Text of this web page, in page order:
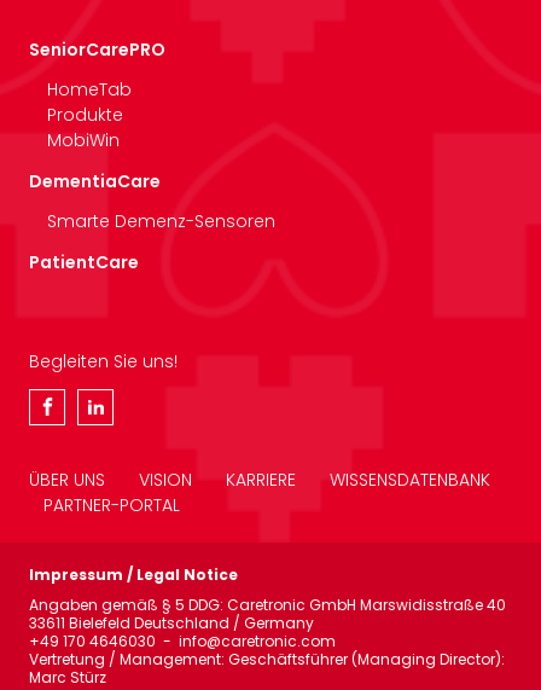
SeniorCarePRO
HomeTab
Produkte
MobiWin
DementiaCare
Smarte Demenz-Sensoren
PatientCare
Begleiten Sie uns!
ÜBER UNS VISION KARRIERE
WISSENSDATENBANK
PARTNER-PORTAL
Impressum / Legal Notice
Angaben gemäß § 5 DDG: Caretronic GmbH Marswidisstraße 40
33611 Bielefeld Deutschland / Germany
+49 170 4646030 - info@caretronic.com
Vertretung / Management: Geschäftsführer (Managing Director):
Marc Stürz